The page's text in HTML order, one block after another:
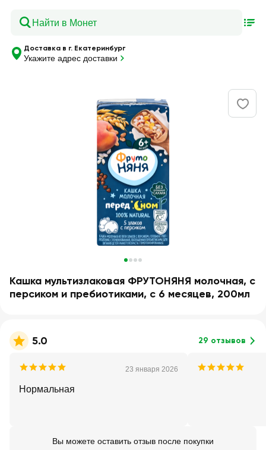
Доставка в г. Екатеринбург
Укажите адрес доставки
Кашка мультизлаковая ФРУТОНЯНЯ молочная, с
персиком и пребиотиками, с 6 месяцев, 200мл
5.0 29 отзывов
23 января 2026
Нормальная
Вы можете оставить отзыв после покупки